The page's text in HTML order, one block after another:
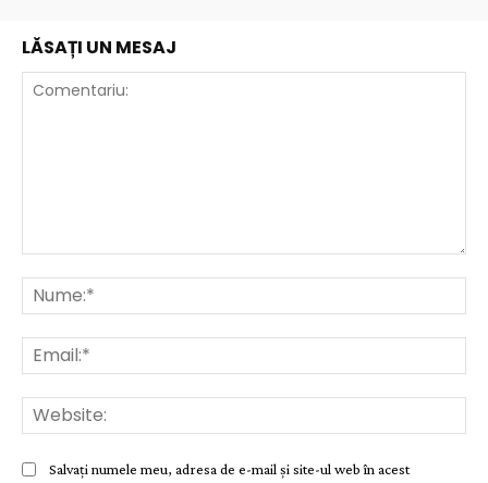
LĂSAȚI UN MESAJ
Salvați numele meu, adresa de e-mail și site-ul web în acest